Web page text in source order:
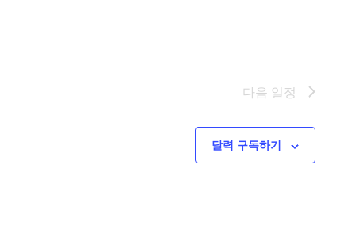
다음 일정
달력 구독하기